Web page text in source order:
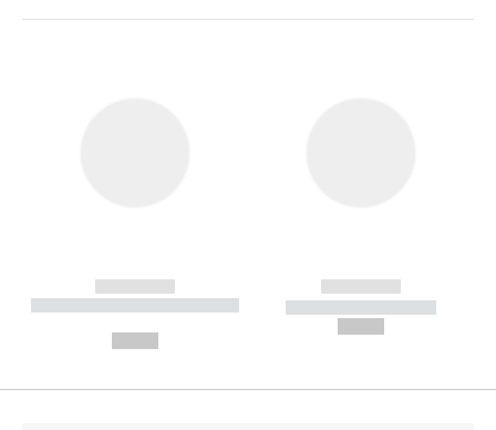
------------
----------- ----------- --------
------------
----------- -----------